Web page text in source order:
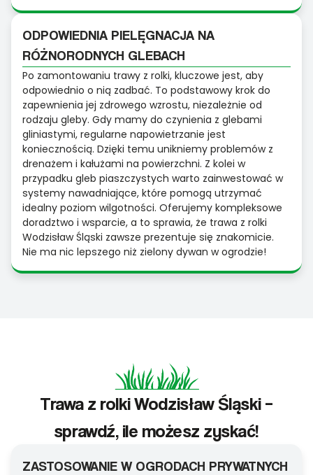
ODPOWIEDNIA PIELĘGNACJA NA
RÓŻNORODNYCH GLEBACH
Po zamontowaniu trawy z rolki, kluczowe jest, aby
odpowiednio o nią zadbać. To podstawowy krok do
zapewnienia jej zdrowego wzrostu, niezależnie od
rodzaju gleby. Gdy mamy do czynienia z glebami
gliniastymi, regularne napowietrzanie jest
koniecznością. Dzięki temu unikniemy problemów z
drenażem i kałużami na powierzchni. Z kolei w
przypadku gleb piaszczystych warto zainwestować w
systemy nawadniające, które pomogą utrzymać
idealny poziom wilgotności. Oferujemy kompleksowe
doradztwo i wsparcie, a to sprawia, że trawa z rolki
Wodzisław Śląski zawsze prezentuje się znakomicie.
Nie ma nic lepszego niż zielony dywan w ogrodzie!
Trawa z rolki Wodzisław Śląski –
sprawdź, ile możesz zyskać!
ZASTOSOWANIE W OGRODACH PRYWATNYCH